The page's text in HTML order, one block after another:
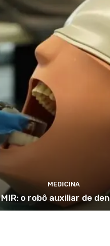
MEDICINA
MIR: o robô auxiliar de